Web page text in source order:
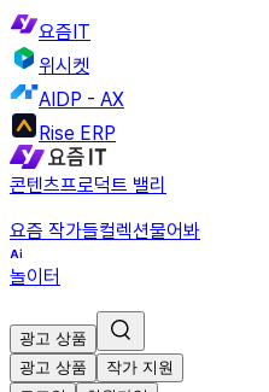
요즘IT
위시켓
AIDP - AX
Rise ERP
콘텐츠프로덕트 밸리
요즘 작가들컬렉션물어봐
놀이터
광고 상품
광고 상품
작가 지원